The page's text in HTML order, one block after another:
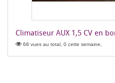
Climatiseur AUX 1,5 CV en
68 vues au total, 0 cette semaine,